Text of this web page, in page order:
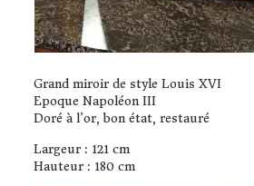
Grand miroir de style Louis XVI
Epoque Napoléon III
Doré à l’or, bon état, restauré
Largeur : 121 cm
Hauteur : 180 cm